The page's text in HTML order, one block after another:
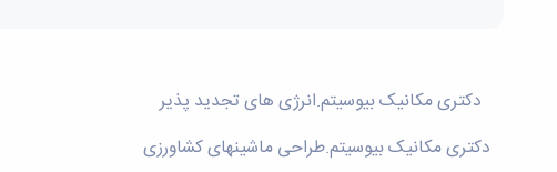
دکتری مکانیک بیوسیتم.انرژی های تجدید پذیر
دکتری مکانیک بیوسیتم.طراحی ماشینهای کشاورزی